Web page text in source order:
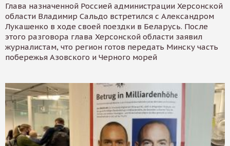
Глава назначенной Россией администрации Херсонской
области Владимир Сальдо встретился с Александром
Лукашенко в ходе своей поездки в Беларусь. После
этого разговора глава Херсонской области заявил
журналистам, что регион готов передать Минску часть
побережья Азовского и Черного морей